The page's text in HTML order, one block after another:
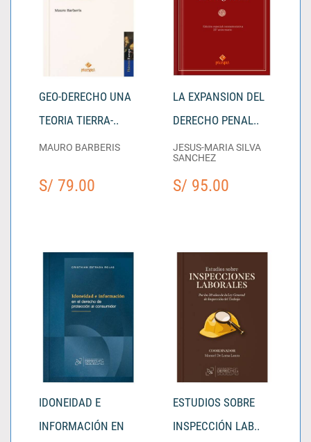
GEO-DERECHO UNA
TEORIA TIERRA-..
MAURO BARBERIS
S/ 79.00
LA EXPANSION DEL
DERECHO PENAL..
JESUS-MARIA SILVA
SANCHEZ
S/ 95.00
IDONEIDAD E
INFORMACIÓN EN
ESTUDIOS SOBRE
INSPECCIÓN LAB..